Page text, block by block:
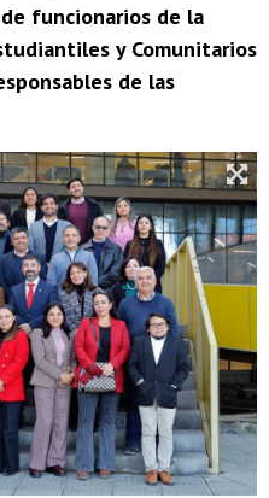
funcionarios de la
y Comunitarios
de las